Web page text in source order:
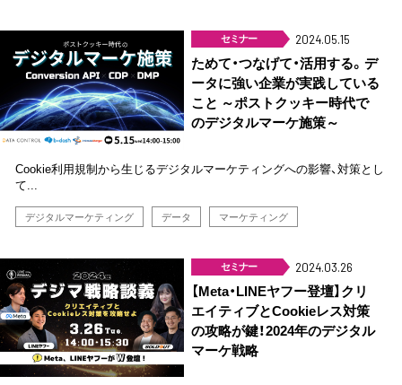
セミナー 2024.05.15
ためて・つなげて・活用する。デ
ータに強い企業が実践している
こと ～ポストクッキー時代で
のデジタルマーケ施策～
Cookie利用規制から生じるデジタルマーケティングへの影響、対策とし
て...
デジタルマーケティング データ マーケティング
セミナー 2024.03.26
【Meta・LINEヤフー登壇】クリ
エイティブとCookieレス対策
の攻略が鍵！2024年のデジタル
マーケ戦略